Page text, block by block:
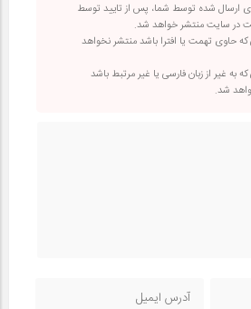
ارسال شده توسط شما، پس از تایید توسط
در سایت منتشر خواهد شد.
که حاوی تهمت یا افترا باشد منتشر نخواهد
به غیر از زبان فارسی یا غیر مرتبط باشد
شد.